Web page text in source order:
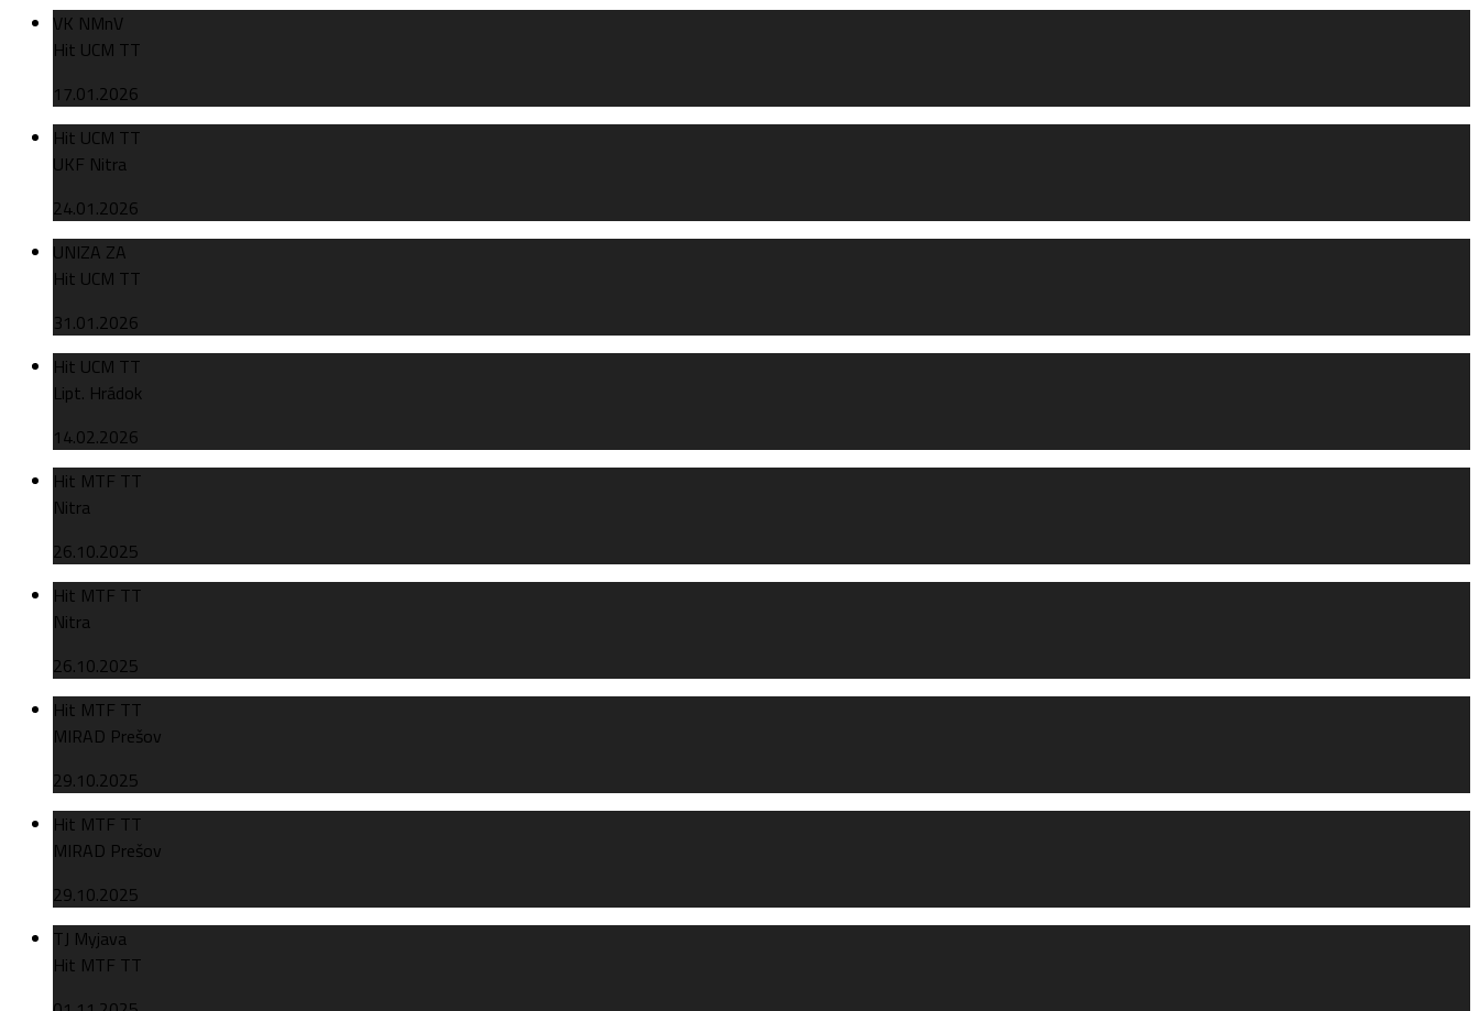
VK NMnV
Hit UCM TT
17.01.2026
Hit UCM TT
UKF Nitra
24.01.2026
UNIZA ZA
Hit UCM TT
31.01.2026
Hit UCM TT
Lipt. Hrádok
14.02.2026
Hit MTF TT
Nitra
26.10.2025
Hit MTF TT
Nitra
26.10.2025
Hit MTF TT
MIRAD Prešov
29.10.2025
Hit MTF TT
MIRAD Prešov
29.10.2025
TJ Myjava
Hit MTF TT